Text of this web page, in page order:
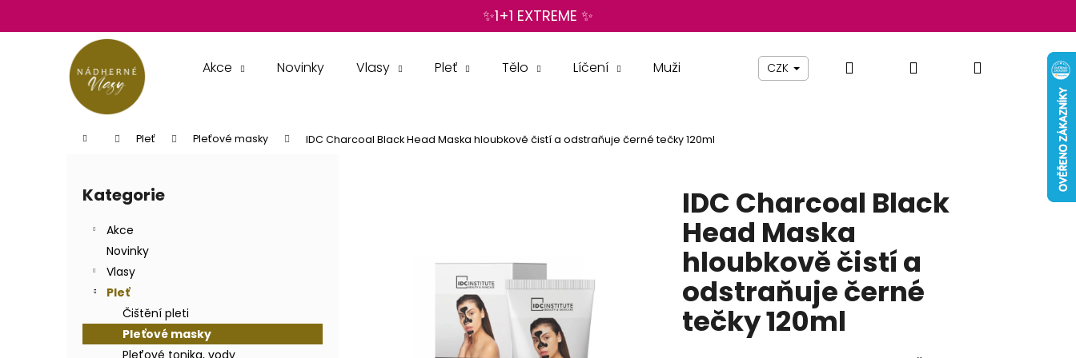
obsah
✨1+1 EXTREME ✨
Akce Novinky Vlasy Pleť Tělo Líčení Muži Beauty By Simona Pomůcky Nábytek
CZK Hledat PřihlášeníNákupní
Domů Pleť Pleťové masky IDC Charcoal Black Head Maska hloubkově čistí a odstraňuje černé tečky 120ml
Přeskočit
kategorie
Kategorie
Akce
Novinky
Vlasy
Pleť
Čištění pleti
Pleťové masky
Pleťové tonika, vody
IDC Charcoal Black
Head Maska
hloubkově čistí a
odstraňuje černé
tečky 120ml
o
obchodu
obchodu
HLEDAT